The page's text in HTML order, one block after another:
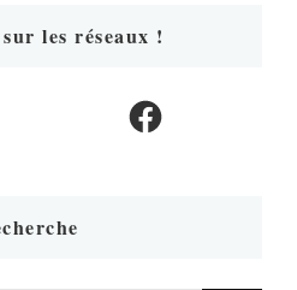
les réseaux !
Facebook